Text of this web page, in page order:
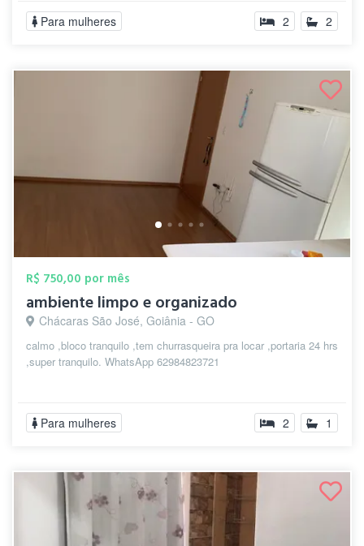
Para mulheres 2 2
R$ 750,00 por mês
ambiente limpo e organizado
Chácaras São José, Goiânia - GO
calmo ,bloco tranquilo ,tem churrasqueira pra locar ,portaria 24 hrs
,super tranquilo. WhatsApp 62984823721
Para mulheres 2 1